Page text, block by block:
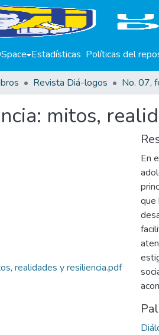
Estadísticas Políticas del
Revista Diá-logos No. 07,
mitos,
realidades y resiliencia.pdf
En
que